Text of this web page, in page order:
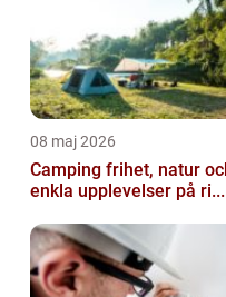
08 maj 2026
Camping frihet, natur och
enkla upplevelser på ri...